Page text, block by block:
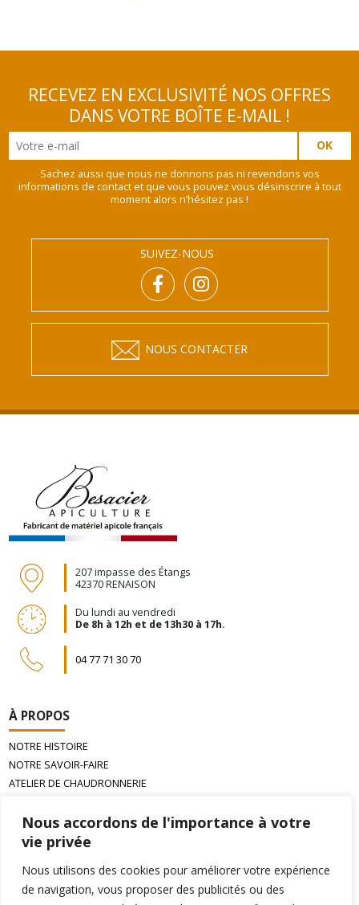
Nous accordons de l'importance à votre
vie privée
Nous utilisons des cookies pour améliorer votre expérience
de navigation, vous proposer des publicités ou des
RECEVEZ EN EXCLUSIVITÉ NOS OFFRES
DANS VOTRE BOÎTE E-MAIL !
Sachez aussi que nous ne donnons pas ni revendons vos
informations de contact et que vous pouvez vous désinscrire à tout
moment alors n’hésitez pas !
SUIVEZ-NOUS
NOUS CONTACTER
207 impasse des Étangs
42370 RENAISON
Du lundi au vendredi
De 8h à 12h et de 13h30 à 17h.
04 77 71 30 70
À PROPOS
NOTRE HISTOIRE
NOTRE SAVOIR-FAIRE
ATELIER DE CHAUDRONNERIE
INFORMATIONS
PAIEMENT